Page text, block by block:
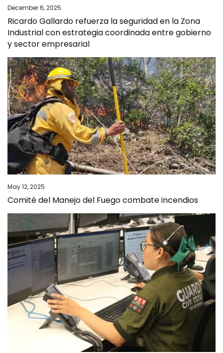
December 6, 2025
Ricardo Gallardo refuerza la seguridad en la Zona
Industrial con estrategia coordinada entre gobierno
y sector empresarial
May 12, 2025
Comité del Manejo del Fuego combate incendios